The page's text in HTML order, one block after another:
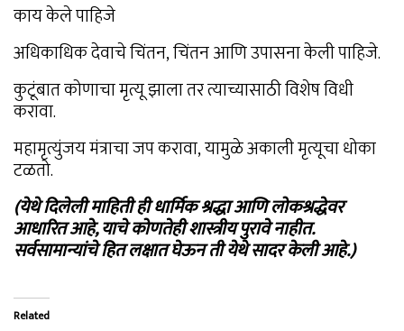
काय केले पाहिजे
अधिकाधिक देवाचे चिंतन, चिंतन आणि उपासना केली पाहिजे.
कुटूंबात कोणाचा मृत्यू झाला तर त्याच्यासाठी विशेष विधी
करावा.
महामृत्युंजय मंत्राचा जप करावा, यामुळे अकाली मृत्यूचा धोका
टळतो.
(येथे दिलेली माहिती ही धार्मिक श्रद्धा आणि लोकश्रद्धेवर
आधारित आहे, याचे कोणतेही शास्त्रीय पुरावे नाहीत.
सर्वसामान्यांचे हित लक्षात घेऊन ती येथे सादर केली आहे.)
Related